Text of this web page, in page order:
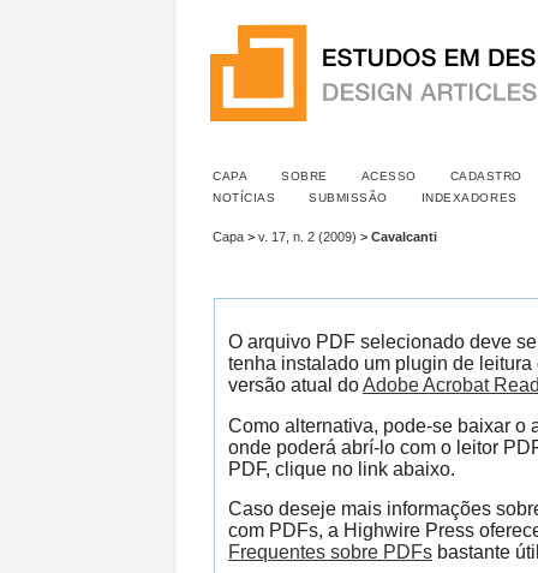
CAPA SOBRE ACESSO
CADASTRO
NOTÍCIAS
SUBMISSÃO INDEXADORES
Capa > v. 17, n. 2 (2009) > Cavalcanti
O arquivo PDF selecionado deve
tenha instalado um plugin de
versão atual doAdobe Acrobat
Como alternativa, pode-se baixar o
onde poderá abrí-lo com o leitor
PDF, clique no link abaixo.
Caso deseje mais informações
com PDFs, a Highwire Press
Frequentes sobre PDFs bastante